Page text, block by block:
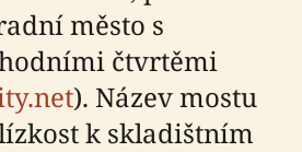
město s
čtvrtěmi
). Název mostu
k skladištním